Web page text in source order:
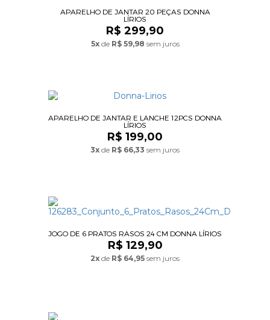
APARELHO DE JANTAR 20 PEÇAS DONNA
LÍRIOS
R$ 299,90
5xde R$ 59,98 sem juros
APARELHO DE JANTAR E LANCHE 12PCS DONNA
LÍRIOS
R$ 199,00
3x de R$ 66,33 sem juros
JOGO DE 6 PRATOS RASOS 24 CM DONNA LÍRIOS
R$ 129,90
2x de R$ 64,95 sem juros